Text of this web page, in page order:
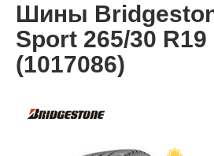
Шины
Sport 265/30 R19
(1017086)